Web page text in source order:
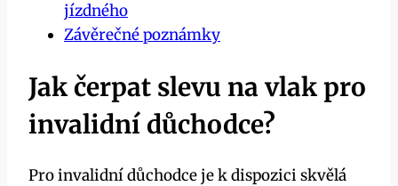
jízdného
Závěrečné poznámky
Jak čerpat slevu na vlak pro
invalidní důchodce?
Pro invalidní důchodce je k dispozici skvělá